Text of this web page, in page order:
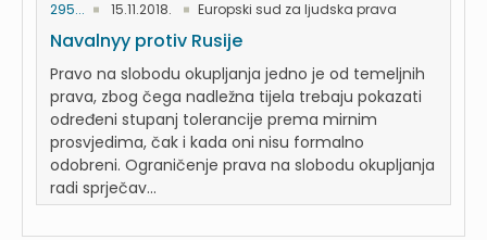
295... 15.11.2018. Europski sud za ljudska prava
Navalnyy protiv Rusije
Pravo na slobodu okupljanja jedno je od temeljnih
prava, zbog čega nadležna tijela trebaju pokazati
određeni stupanj tolerancije prema mirnim
prosvjedima, čak i kada oni nisu formalno
odobreni. Ograničenje prava na slobodu okupljanja
radi sprječav...